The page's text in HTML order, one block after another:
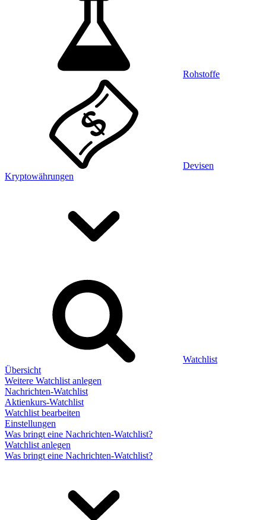
Rohstoffe
Devisen
Kryptowährungen
Watchlist
Übersicht
Weitere Watchlist anlegen
Nachrichten-Watchlist
Aktienkurs-Watchlist
Watchlist bearbeiten
Einstellungen
Was bringt eine Nachrichten-Watchlist?
Watchlist anlegen
Was bringt eine Nachrichten-Watchlist?